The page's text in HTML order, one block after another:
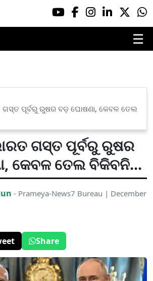
☰
ପୂର୍ବରୁ ରୁଷର ବଡ଼ ଘୋଷଣା, କେବଳ ତେଲ
ଗସ୍ତ ପୂର୍ବରୁ ରୁଷର
କେବଳ ତେଲ ବିକିବନି...
- Prameya-News7 Bureau | December
Share